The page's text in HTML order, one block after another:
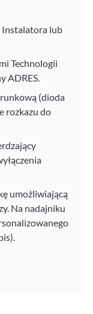
Instalatora lub
Technologii
ADRES.
(dioda
rozkazu do
umożliwiającą
Na nadajniku